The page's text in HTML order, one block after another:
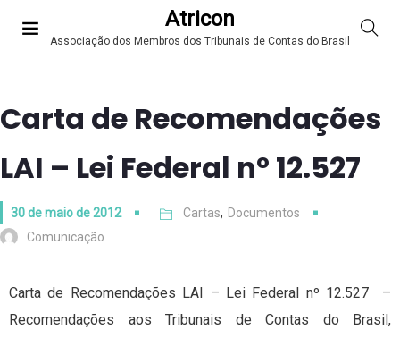
Atricon
Associação dos Membros dos Tribunais de Contas do Brasil
Carta de Recomendações
LAI – Lei Federal nº 12.527
30 de maio de 2012 Cartas, Documentos
Comunicação
Carta de Recomendações LAI – Lei Federal nº 12.527 –
Recomendações aos Tribunais de Contas do Brasil,